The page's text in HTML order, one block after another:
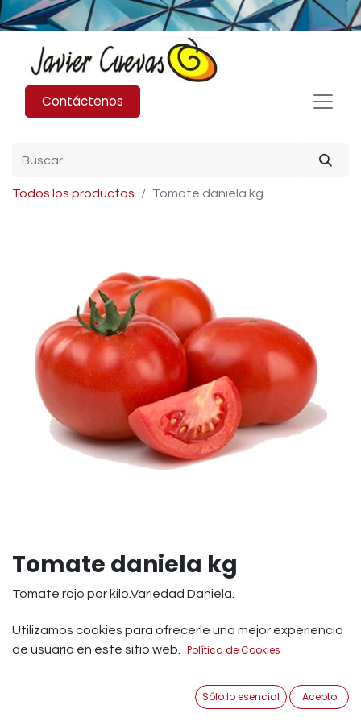
Contáctenos
Todos los productos Tomate daniela kg
Tomate daniela kg
Tomate rojo por kilo.Variedad Daniela.
1,79€ IVA Incluido
Añadir a Carrito
Utilizamos cookies para ofrecerle una mejor experiencia
de usuario en este sitio web. Política de Cookies
Sólo lo esencial Acepto